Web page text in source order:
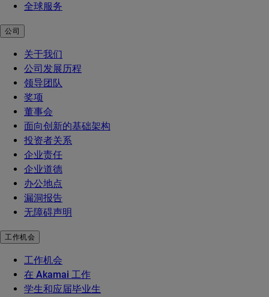
全球服务
公司
关于我们
公司发展历程
领导团队
奖项
董事会
面向创新的基础架构
投资者关系
企业责任
企业道德
办公地点
漏洞报告
无障碍声明
工作机会
工作机会
在 Akamai 工作
学生和应届毕业生